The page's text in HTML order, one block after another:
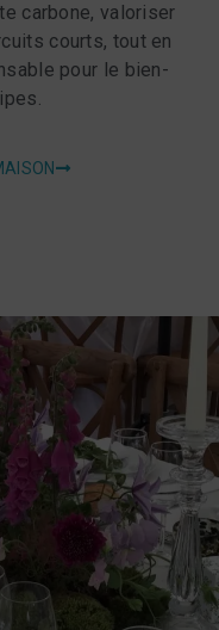
carbone, valoriser
courts, tout en
pour le bien-